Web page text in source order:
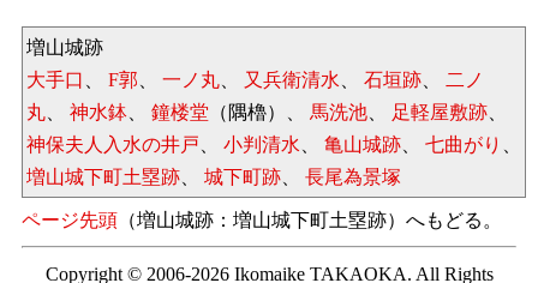
増山城跡
大手口
F郭 一ノ丸 又兵衛清水 石垣跡
二ノ
丸
神水鉢 鐘楼堂 （隅櫓）、 馬洗池 足軽屋敷跡
神保夫人入水の井戸
小判清水 亀山城跡 七曲がり
増山城下町土塁跡
城下町跡 長尾為景塚
ページ先頭 （増山城跡：増山城下町土塁跡）へもどる。
Copyright © 2006-2026 Ikomaike TAKAOKA. All Rights